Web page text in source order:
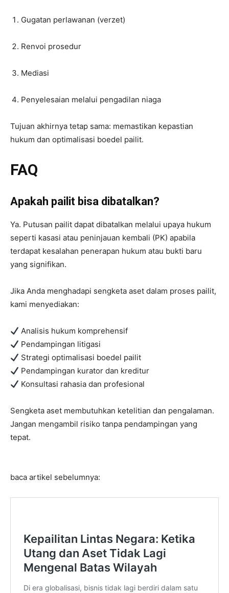
Gugatan perlawanan (verzet)
Renvoi prosedur
Mediasi
Penyelesaian melalui pengadilan niaga
Tujuan akhirnya tetap sama: memastikan kepastian
hukum dan optimalisasi boedel pailit.
FAQ
Apakah pailit bisa dibatalkan?
Ya. Putusan pailit dapat dibatalkan melalui upaya hukum
seperti kasasi atau peninjauan kembali (PK) apabila
terdapat kesalahan penerapan hukum atau bukti baru
yang signifikan.
Jika Anda menghadapi sengketa aset dalam proses pailit,
kami menyediakan:
Analisis hukum komprehensif
Pendampingan litigasi
Strategi optimalisasi boedel pailit
Pendampingan kurator dan kreditur
Konsultasi rahasia dan profesional
Sengketa aset membutuhkan ketelitian dan pengalaman.
Jangan mengambil risiko tanpa pendampingan yang
tepat.
baca artikel sebelumnya: